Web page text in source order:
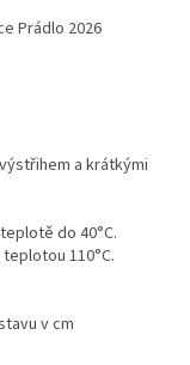
Prádlo 2026
a krátkými
do 40°C.
110°C.
v cm